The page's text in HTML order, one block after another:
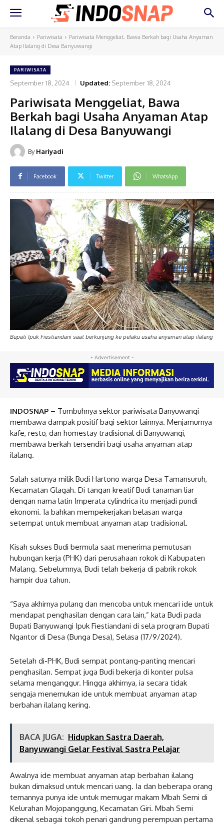
Beranda Pariwisata
Pariwisata Menggeliat, Bawa Berkah bagi Usaha Anyaman
Atap Ilalang di Desa Banyuwangi
PARIWISATA
September 18, 2024 Updated: September 18, 2024
Pariwisata Menggeliat, Bawa
Berkah bagi Usaha Anyaman Atap
Ilalang di Desa Banyuwangi
By Hariyadi
Facebook Twitter WhatsApp
Bupati Ipuk Fiestiandani saat berkunjung ke pelaku usaha anyaman atap ilalang
- Advertisement -
INDOSNAP – Tumbuhnya sektor pariwisata Banyuwangi
membawa dampak positif bagi sektor lainnya. Menjamurnya
kafe, resto, dan homestay tradisional di Banyuwangi,
membawa berkah tersendiri bagi usaha anyaman atap
ilalang.
Salah satunya milik Budi Hartono warga Desa Tamansuruh,
Kecamatan Glagah. Di tangan kreatif Budi tanaman liar
dengan nama latin Imperata cylindrica itu menjadi pundi
ekonomi. Ia bahkan mempekerjakan belasan warga
setempat untuk membuat anyaman atap tradisional.
Kisah sukses Budi bermula saat menerima pemutusan
hubungan kerja (PHK) dari perusahaan rokok di Kabupaten
Malang. Sebelumnya, Budi telah bekerja di pabrik rokok
hampir dua tahun.
“Saya akhirnya pulang dan mencoba untuk mencari ide untuk
mendapat penghasilan dengan cara lain,” kata Budi pada
Bupati Banyuwangi Ipuk Fiestiandani di sela program Bupati
Ngantor di Desa (Bunga Desa), Selasa (17/9/2024).
Setelah di-PHK, Budi sempat pontang-panting mencari
penghasilan. Sempat juga Budi bekerja di konter pulsa
selama menganggur. Hingga akhirnya, ia secara tidak
sengaja menemukan ide untuk membuat anyaman atap
berbahan ilalang kering.
BACA JUGA: Hidupkan Sastra Daerah,
Banyuwangi Gelar Festival Sastra Pelajar
Awalnya ide membuat anyaman atap berbahan ilalang
bukan dimaksud untuk mencari uang. Ia dan beberapa orang
temannya punya ide untuk memugar makam Mbah Semi di
Kelurahan Mojopanggung, Kecamatan Giri. Mbah Semi
dikenal sebagai tokoh penari gandrung perempuan pertama